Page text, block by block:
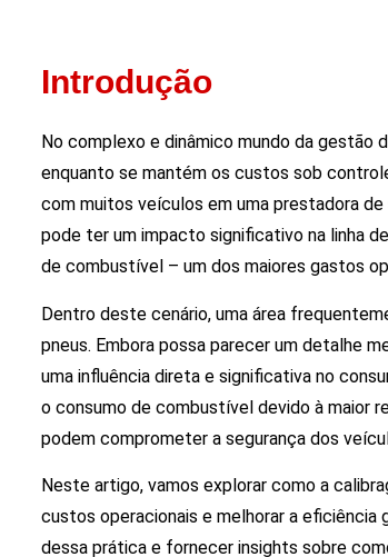
Introdução
No complexo e dinâmico mundo da gestão
enquanto se mantém os custos sob
com muitos veículos em uma prestadora
pode ter um impacto significativo na linha
de combustível – um dos maiores gastos
Dentro deste cenário, uma área
pneus. Embora possa parecer um detalhe
uma influência direta e significativa no
o consumo de combustível devido à maior
podem comprometer a segurança dos
Neste artigo, vamos explorar como a
custos operacionais e melhorar a
dessa prática e fornecer insights sobre